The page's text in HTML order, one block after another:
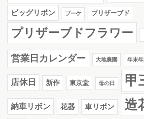
ビッグリボン ブーケ プリザーブド
プリザーブドフラワー
営業日カレンダー 大地農園 年末
店休日 新作 東京堂 母の日 甲
納車リボン 花器 車リボン 造